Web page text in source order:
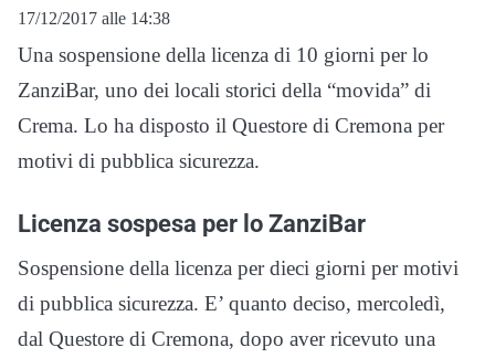
17/12/2017 alle 14:38
Una sospensione della licenza di 10 giorni per lo
ZanziBar, uno dei locali storici della “movida” di
Crema. Lo ha disposto il Questore di Cremona per
motivi di pubblica sicurezza.
Licenza sospesa per lo ZanziBar
Sospensione della licenza per dieci giorni per motivi
di pubblica sicurezza. E’ quanto deciso, mercoledì,
dal Questore di Cremona, dopo aver ricevuto una